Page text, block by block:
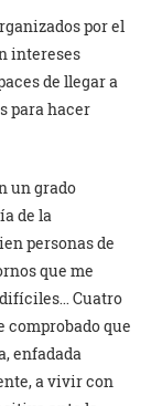
por el
intereses
de llegar a
para hacer
un grado
de la
personas de
que me
Cuatro
comprobado que
enfadada
a vivir con